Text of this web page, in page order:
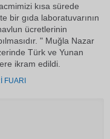
kısa sürede
bir gıda laboratuvarının
ücretlerinin
" Muğla Nazar
Türk ve Yunan
ikram edildi.
FUARI